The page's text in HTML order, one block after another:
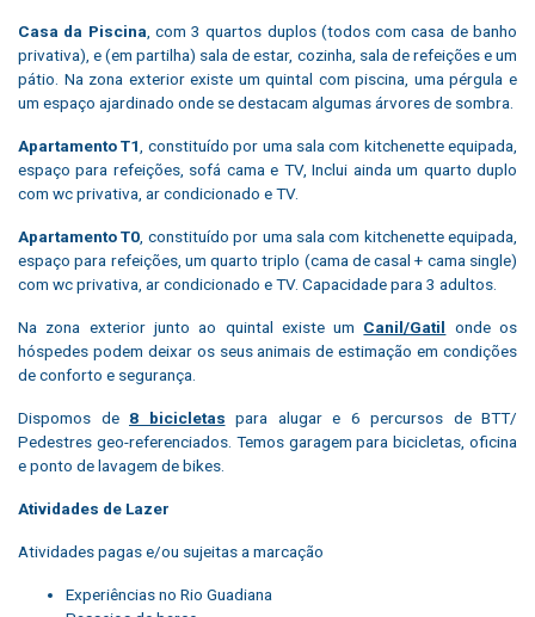
Casa da Piscina, com 3 quartos duplos (todos com casa de banho
privativa), e (em partilha) sala de estar, cozinha, sala de refeições e um
pátio. Na zona exterior existe um quintal com piscina, uma pérgula e
um espaço ajardinado onde se destacam algumas árvores de sombra.
Apartamento T1, constituído por uma sala com kitchenette equipada,
espaço para refeições, sofá cama e TV, Inclui ainda um quarto duplo
com wc privativa, ar condicionado e TV.
Apartamento T0, constituído por uma sala com kitchenette equipada,
espaço para refeições, um quarto triplo (cama de casal + cama single)
com wc privativa, ar condicionado e TV. Capacidade para 3 adultos.
Na zona exterior junto ao quintal existe um Canil/Gatil onde os
hóspedes podem deixar os seus animais de estimação em condições
de conforto e segurança.
Dispomos de 8 bicicletas para alugar e 6 percursos de BTT/
Pedestres geo-referenciados. Temos garagem para bicicletas, oficina
e ponto de lavagem de bikes.
Atividades de Lazer
Atividades pagas e/ou sujeitas a marcação
Experiências no Rio Guadiana